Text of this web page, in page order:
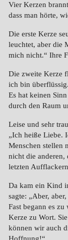
Vier Kerzen
dass man hörte,
Die erste Kerze
leuchtet, aber die
mich nicht.“ Ihre
Die zweite Kerze
ich bin
Es hat keinen
durch den Raum
Leise und sehr
„Ich heiße Liebe.
Menschen stellen
nicht die anderen,
letzten
Da kam ein Kind
sagte: „Aber,
Fast begann es
Kerze zu Wort.
können wir auch